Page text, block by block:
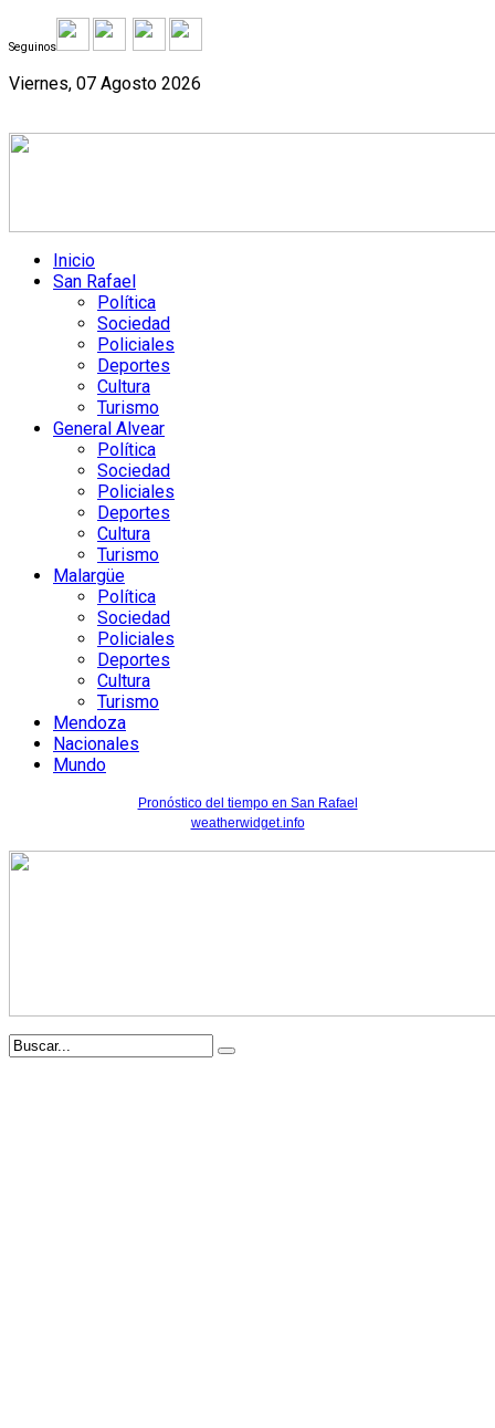
Seguinos
Viernes, 07 Agosto 2026
Inicio
San Rafael
Política
Sociedad
Policiales
Deportes
Cultura
Turismo
General Alvear
Política
Sociedad
Policiales
Deportes
Cultura
Turismo
Malargüe
Política
Sociedad
Policiales
Deportes
Cultura
Turismo
Mendoza
Nacionales
Mundo
Pronóstico del tiempo en San Rafael
weatherwidget.info